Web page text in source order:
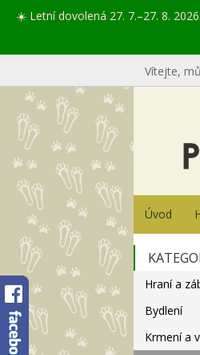
☀️ Letní dovolená 27. 7.–27. 8.
Vítejte,
Úvod
Hraní a
Bydlení
Krmení a